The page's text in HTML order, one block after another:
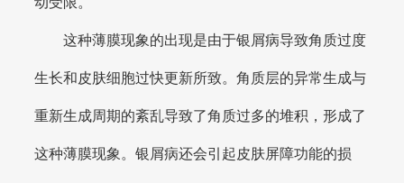
这种薄膜现象的出现是由于银屑病导致角质过度
生长和皮肤细胞过快更新所致。角质层的异常生成与
重新生成周期的紊乱导致了角质过多的堆积，形成了
这种薄膜现象。银屑病还会引起皮肤屏障功能的损